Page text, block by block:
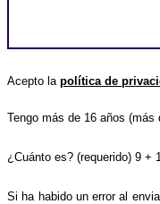
Acepto la política de
Tengo más de 16 años (más
¿Cuánto es? (requerido) 9 +
Si ha habido un error al